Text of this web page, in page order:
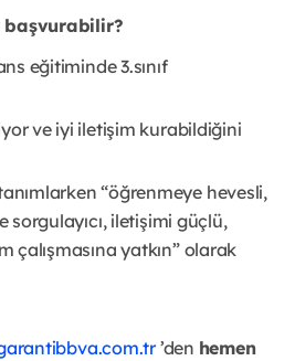
başvurabilir?
eğitiminde 3.sınıf
ve iyi iletişim kurabildiğini
“öğrenmeye hevesli,
sorgulayıcı, iletişimi güçlü,
çalışmasına yatkın” olarak
’den hemen